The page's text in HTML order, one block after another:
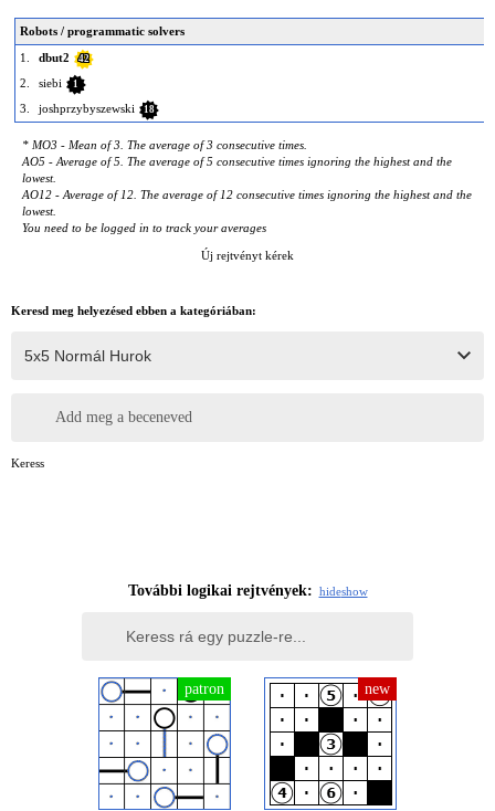
Robots / programmatic solvers
1.
dbut2 42
2. siebi 1
3. joshprzybyszewski 18
* MO3 - Mean of 3. The average of 3 consecutive times.
AO5 - Average of 5. The average of 5 consecutive times ignoring the highest and the
lowest.
AO12 - Average of 12. The average of 12 consecutive times ignoring the highest and the
lowest.
You need to be logged in to track your averages
Új rejtvényt kérek
Keresd meg helyezésed ebben a kategóriában:
Add meg a beceneved
Keress
További logikai rejtvények: hideshow